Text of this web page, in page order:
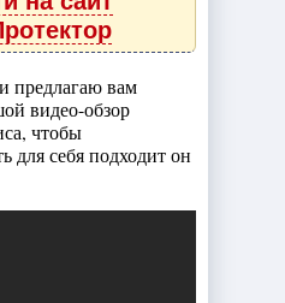
предлагаю вам
видео-обзор
чтобы
для себя подходит он